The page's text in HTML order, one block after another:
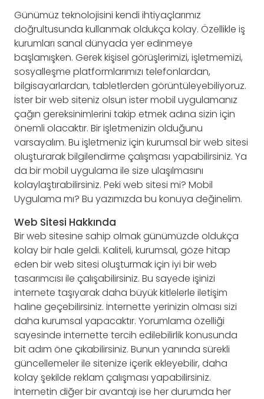
Günümüz teknolojisini kendi ihtiyaçlarımız
doğrultusunda kullanmak oldukça kolay. Özellikle iş
kurumları sanal dünyada yer edinmeye
başlamışken. Gerek kişisel görüşlerimizi, işletmemizi,
sosyalleşme platformlarımızı telefonlardan,
bilgisayarlardan, tabletlerden görüntüleyebiliyoruz.
İster bir web siteniz olsun ister mobil uygulamanız
çağın gereksinimlerini takip etmek adına sizin için
önemli olacaktır. Bir işletmenizin olduğunu
varsayalım. Bu işletmeniz için kurumsal bir web sitesi
oluşturarak bilgilendirme çalışması yapabilirsiniz. Ya
da bir mobil uygulama ile size ulaşılmasını
kolaylaştırabilirsiniz. Peki web sitesi mi? Mobil
Uygulama mı? Bu yazımızda bu konuya değinelim.
Web Sitesi Hakkında
Bir web sitesine sahip olmak günümüzde oldukça
kolay bir hale geldi. Kaliteli, kurumsal, göze hitap
eden bir web sitesi oluşturmak için iyi bir web
tasarımcısı ile çalışabilirsiniz. Bu sayede işinizi
internete taşıyarak daha büyük kitlelerle iletişim
haline geçebilirsiniz. İnternette yerinizin olması sizi
daha kurumsal yapacaktır. Yorumlama özelliği
sayesinde internette tercih edilebilirlik konusunda
bit adım öne çıkabilirsiniz. Bunun yanında sürekli
güncellemeler ile sitenize içerik ekleyebilir, daha
kolay şekilde reklam çalışması yapabilirsiniz.
İnternetin diğer bir avantajı ise her durumda her